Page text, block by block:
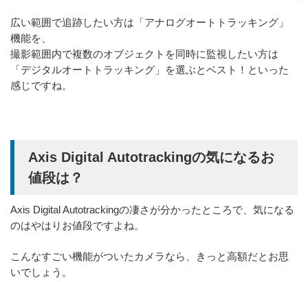
広い範囲で追跡したい方は「アナログオートトラッキング」
機能を、
撮影範囲内で複数のオブジェクトを同時に監視したい方は
「デジタルオートトラッキング」を選ぶとベスト！といった
感じですね。
Axis Digital Autotrackingの気になるお
値段は？
Axis Digital Autotrackingの凄さが分かったところで、気になる
のはやはりお値段ですよね。
こんなすごい機能がついたカメラなら、きっと高額だとお思
いでしょう。